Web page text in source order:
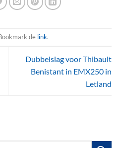
de link.
Dubbelslag voor Thibault
Benistant in EMX250 in
Letland